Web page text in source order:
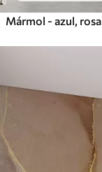
Mármol - azul, rosa